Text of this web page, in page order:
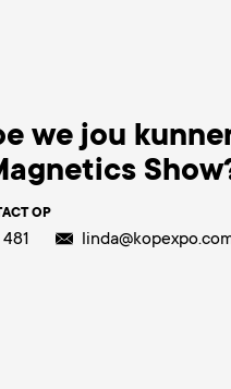
we jou
OP